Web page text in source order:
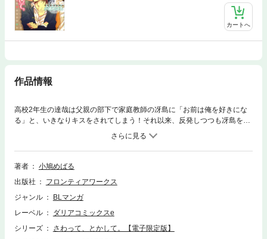
カートへ
作品情報
高校2年生の達哉は父親の部下で家庭教師の冴島に「お前は俺を好きにな
る」と、いきなりキスをされてしまう！それ以来、反発しつつも冴島を意
識してしまう達哉だったが、いつもふざけた態度の冴島がどこまで本気な
のかわからなかった。なのに、時折見せる大人な表情にドキドキしちゃう
し、触れられると感じてしまって！？電子書籍でしか読めない描き下ろし
漫画「達哉、就職するの巻」を収録した、ちょっぴりHでキュートな短編
著者
小鳩めばる
出版社
フロンティアワークス
ジャンル
BLマンガ
レーベル
ダリアコミックスe
シリーズ
さわって、とかして。【電子限定版】